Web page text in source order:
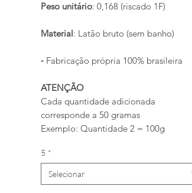
Peso unitário: 0,168 (riscado 1F)
Material: Latão bruto (sem banho)
◦ Fabricação própria 100% brasileira
ATENÇÃO
Cada quantidade adicionada
corresponde a 50 gramas
Exemplo: Quantidade 2 = 100g
5 *
Selecionar